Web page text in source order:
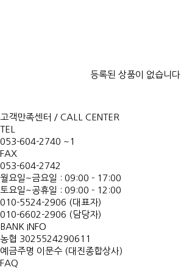
등록된 상품이 없습니다.
고객만족센터 / CALL CENTER
TEL
053-604-2740 ~1
FAX
053-604-2742
월요일~금요일 : 09:00 - 17:00
토요일~공휴일 : 09:00 - 12:00
010-5524-2906 (대표자)
010-6602-2906 (담당자)
BANK INFO
농협 3025524290611
예금주명 이문수 (대진종합상사)
FAQ